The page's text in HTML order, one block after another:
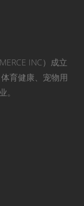
INC）成立
育健康、宠物用
。